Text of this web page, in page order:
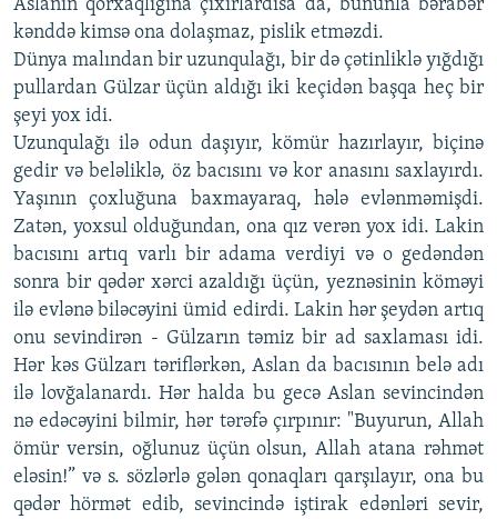
Aslanın qorxaqlığına çıxırlardısa da, bununla bərabər
kənddə kimsə ona dolaşmaz, pislik etməzdi.
Dünya malından bir uzunqulağı, bir də çətinliklə yığdığı
pullardan Gülzar üçün aldığı iki keçidən başqa heç bir
şeyi yox idi.
Uzunqulağı ilə odun daşıyır, kömür hazırlayır, biçinə
gedir və beləliklə, öz bacısını və kor anasını saxlayırdı.
Yaşının çoxluğuna baxmayaraq, hələ evlənməmişdi.
Zatən, yoxsul olduğundan, ona qız verən yox idi. Lakin
bacısını artıq varlı bir adama verdiyi və o gedəndən
sonra bir qədər xərci azaldığı üçün, yeznəsinin köməyi
ilə evlənə biləcəyini ümid edirdi. Lakin hər şeydən artıq
onu sevindirən - Gülzarın təmiz bir ad saxlaması idi.
Hər kəs Gülzarı təriflərkən, Aslan da bacısının belə adı
ilə lovğalanardı. Hər halda bu gecə Aslan sevincindən
nə edəcəyini bilmir, hər tərəfə çırpınır: "Buyurun, Allah
ömür versin, oğlunuz üçün olsun, Allah atana rəhmət
eləsin!” və s. sözlərlə gələn qonaqları qarşılayır, ona bu
qədər hörmət edib, sevincində iştirak edənləri sevir,